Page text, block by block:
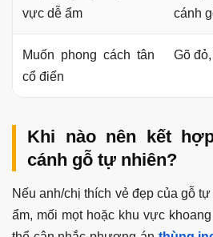
vực dễ ẩm
cánh
Muốn phong cách tân
cổ điển
Gõ
Khi nào nên kết
cánh gỗ tự nhiên?
Nếu anh/chị thích vẻ đẹp của gỗ
ẩm, mối mọt hoặc khu vực